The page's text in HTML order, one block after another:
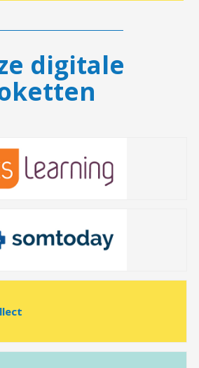
digitale